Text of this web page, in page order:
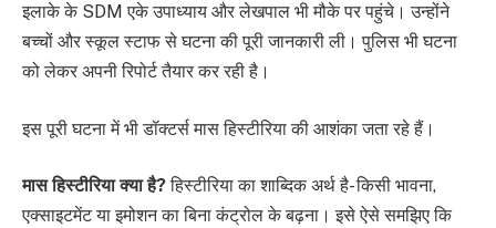
इलाके के SDM एके उपाध्याय और लेखपाल भी मौके पर पहुंचे। उन्होंने
बच्चों और स्कूल स्टाफ से घटना की पूरी जानकारी ली। पुलिस भी घटना
को लेकर अपनी रिपोर्ट तैयार कर रही है।
इस पूरी घटना में भी डॉक्टर्स मास हिस्टीरिया की आशंका जता रहे हैं।
मास हिस्टीरिया क्या है?हिस्टीरिया का शाब्दिक अर्थ है- किसी भावना,
एक्साइटमेंट या इमोशन का बिना कंट्रोल के बढ़ना। इसे ऐसे समझिए कि